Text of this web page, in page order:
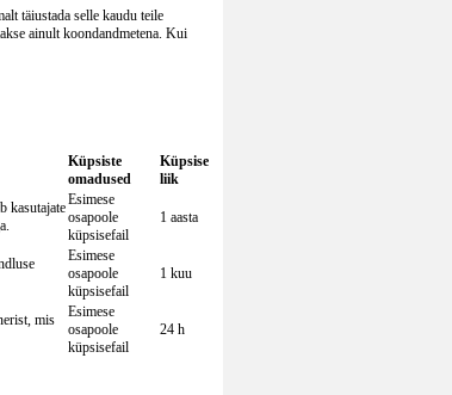
täiustada selle kaudu teile
ainult koondandmetena. Kui
Küpsiste
omadused
Küpsise
liik
kasutajateEsimese
osapoole
küpsisefail
1 aasta
Esimese
osapoole
küpsisefail
1 kuu
mis
Esimese
osapoole
küpsisefail
24 h